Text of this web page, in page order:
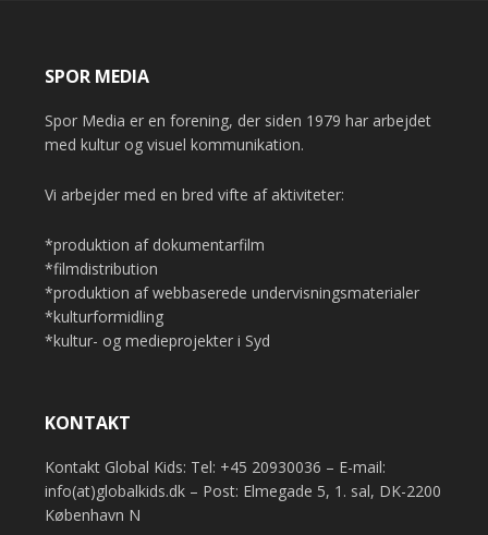
SPOR MEDIA
Spor Media er en forening, der siden 1979 har arbejdet
med kultur og visuel kommunikation.
Vi arbejder med en bred vifte af aktiviteter:
*produktion af dokumentarfilm
*filmdistribution
*produktion af webbaserede undervisningsmaterialer
*kulturformidling
*kultur- og medieprojekter i Syd
KONTAKT
Kontakt Global Kids: Tel: +45 20930036 – E-mail:
info(at)globalkids.dk – Post: Elmegade 5, 1. sal, DK-2200
København N